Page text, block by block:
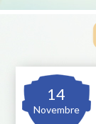
14
Novembre